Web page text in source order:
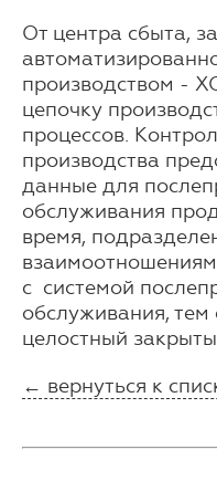
От центра сбыта,
производством -
цепочку
процессов.
производства
данные для
обслуживания
время,
с системой
обслуживания,
целостный
← вернуться к